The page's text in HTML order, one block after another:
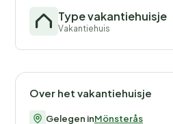
Type vakantiehuisje
Vakantiehuis
Over het vakantiehuisje
Gelegen inMönsterås